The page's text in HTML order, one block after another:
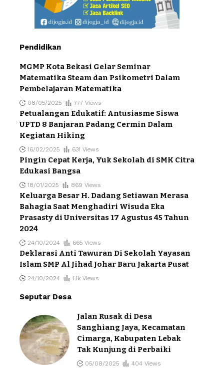
Pendidikan
MGMP Kota Bekasi Gelar Seminar
Matematika Steam dan Psikometri Dalam
Pembelajaran Matematika
08/05/2025 777 Views
Petualangan Edukatif: Antusiasme Siswa
UPTD 8 Banjaran Padang Cermin Dalam
Kegiatan Hiking
16/02/2025 631 Views
Pingin Cepat Kerja, Yuk Sekolah di SMK Citra
Edukasi Bangsa
18/01/2025 869 Views
Keluarga Besar H. Dadang Setiawan Merasa
Bahagia Saat Menghadiri Wisuda Eka
Prasasty di Universitas 17 Agustus 45 Tahun
2024
24/10/2024 665 Views
Deklarasi Anti Tawuran Di Sekolah Yayasan
Islam SMP Al Jihad Johar Baru Jakarta Pusat
24/10/2024 1.1k Views
Seputar Desa
Jalan Rusak di Desa
Sanghiang Jaya, Kecamatan
Cimarga, Kabupaten Lebak
Tak Kunjung di Perbaiki
05/08/2025 404 Views